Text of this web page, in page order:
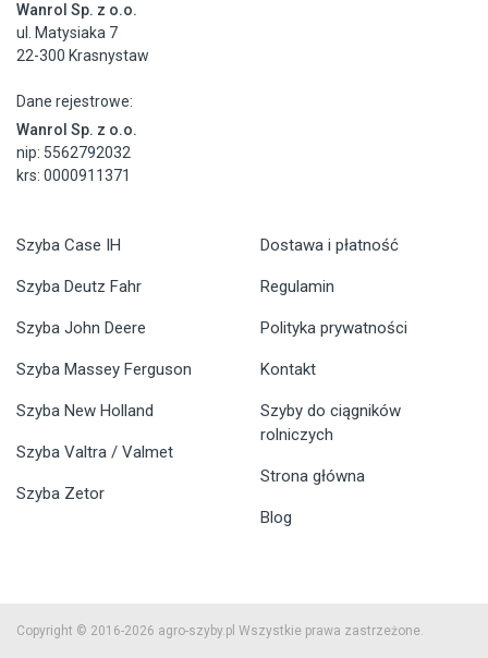
Wanrol Sp. z o.o.
ul. Matysiaka 7
22-300 Krasnystaw
Dane rejestrowe:
Wanrol Sp. z o.o.
nip: 5562792032
krs: 0000911371
Szyba Case IH
Szyba Deutz Fahr
Szyba John Deere
Szyba Massey Ferguson
Szyba New Holland
Szyba Valtra / Valmet
Szyba Zetor
Dostawa i płatność
Regulamin
Polityka prywatności
Kontakt
Szyby do ciągników
rolniczych
Strona główna
Blog
Copyright © 2016-2026 agro-szyby.pl Wszystkie prawa zastrzeżone.